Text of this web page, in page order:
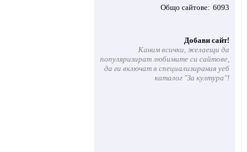
Общо сайтове 6093
Добави сайт!
Каним всички, желаещи да
популяризират любимите си сайтове,
да ги включат в специализирания уеб
каталог "За култура"!